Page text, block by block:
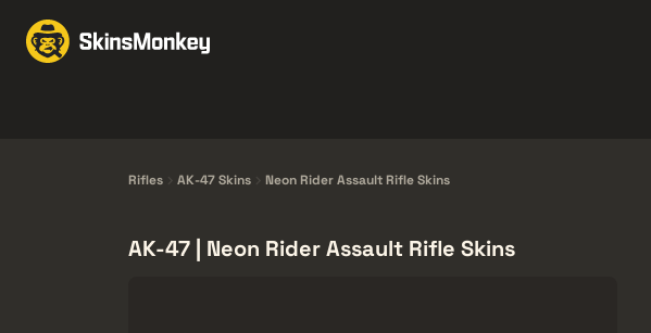
Rifles AK-47 Skins Neon Rider Assault Rifle Skins
AK-47 | Neon Rider Assault Rifle Skins